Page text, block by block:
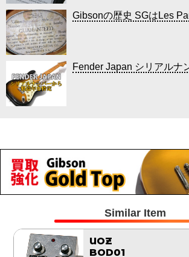
Gibsonの歴史 SGはLes
Fender Japan シリアルナ
Similar Item
UOZ
BOD01